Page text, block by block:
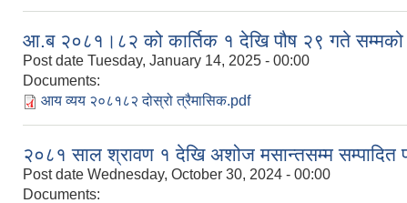
आ.ब २०८१।८२ को कार्तिक १ देखि पौष २९ गते
Post date Tuesday, January 14, 2025 - 00:00
Documents:
आय व्यय २०८१८२ दोस्रो त्रैमासिक.pdf
२०८१ साल श्रावण १ देखि अशोज मसान्तसम्म
Post date Wednesday, October 30, 2024 - 00:00
Documents: